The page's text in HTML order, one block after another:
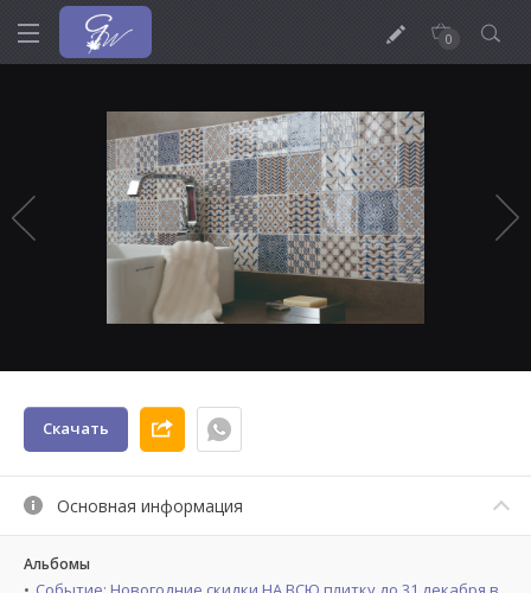
0
Скачать
Основная информация
Альбомы